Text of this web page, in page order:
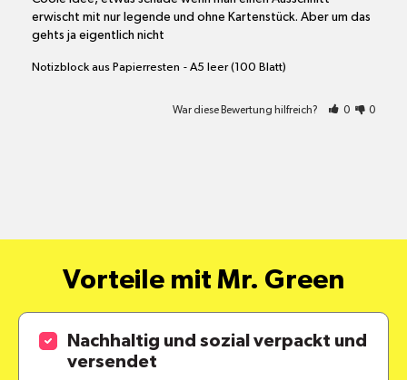
erwischt mit nur legende und ohne Kartenstück. Aber um das
gehts ja eigentlich nicht
Notizblock aus Papierresten A5 leer (100 Blatt)
War diese Bewertung hilfreich? 0 0
Vorteile mit Mr. Green
Nachhaltig und sozial verpackt und
versendet